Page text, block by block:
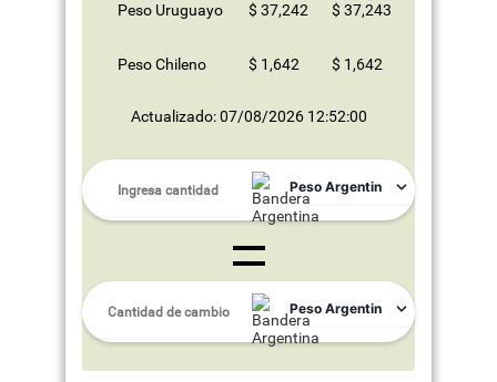
Peso Uruguayo $ 37,242 $ 37,243
Peso Chileno $ 1,642 $ 1,642
Actualizado: 07/08/2026 12:52:00